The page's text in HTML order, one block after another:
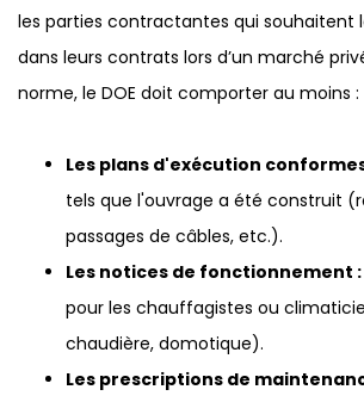
les parties contractantes qui souhaitent
dans leurs contrats lors d’un marché
norme, le DOE doit comporter au moins :
Les plans d'exécution
tels que l'ouvrage a été construit
passages de câbles, etc.).
Les notices de fonctionnement :
pour les chauffagistes ou
chaudière, domotique).
Les prescriptions de